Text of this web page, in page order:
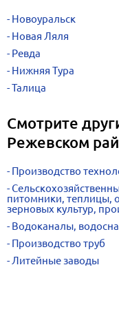
Новоуральск
Новая Ляля
Ревда
Нижняя Тура
Талица
Смотрите
Режевском
Производство
питомники, теплицы,
зерновых культур,
Водоканалы,
Производство труб
Литейные заводы